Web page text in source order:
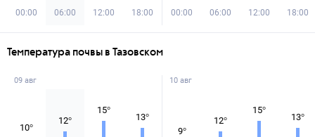
00:00 06:00 12:00 18:00 00:00 06:00 12:00 18:00
Температура почвы в Тазовском
09 авг
10°
12°
15°
13°
10 авг
9°
12°
15°
13°